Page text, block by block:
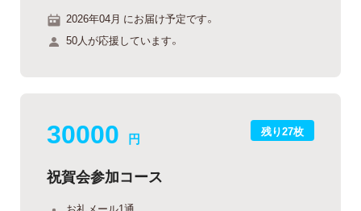
2026年04月 にお届け予定です。
50人が応援しています。
残り27枚
30000 円
祝賀会参加コース